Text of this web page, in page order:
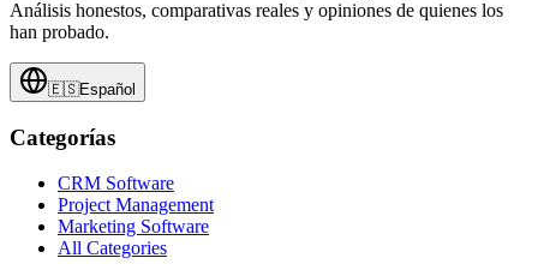
Análisis honestos, comparativas reales y opiniones de quienes los
han probado.
🇪🇸Español
Categorías
CRM Software
Project Management
Marketing Software
All Categories